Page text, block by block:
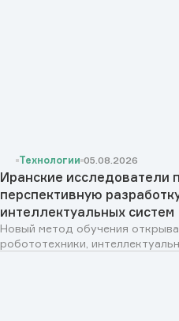
Технологии 05.08.2026
Иранские исследователи
перспективную
интеллектуальных систем
Новый метод обучения
робототехники,